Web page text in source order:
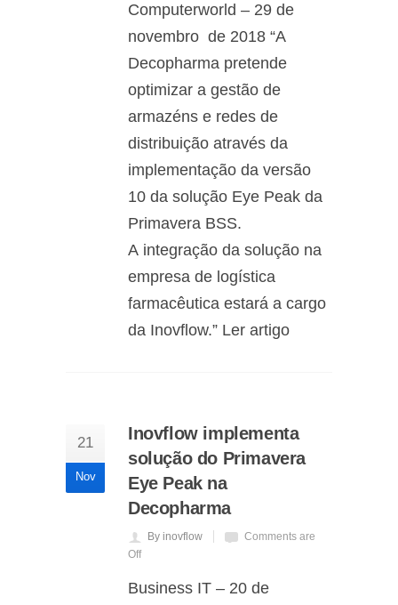
Computerworld – 29 de
novembro de 2018 “A
Decopharma pretende
optimizar a gestão de
armazéns e redes de
distribuição através da
implementação da versão
10 da solução Eye Peak da
Primavera BSS.
A integração da solução na
empresa de logística
farmacêutica estará a cargo
da Inovflow.” Ler artigo
21
Nov
Inovflow implementa
solução do Primavera
Eye Peak na
Decopharma
By inovflow
Comments are
Off
Business IT – 20 de